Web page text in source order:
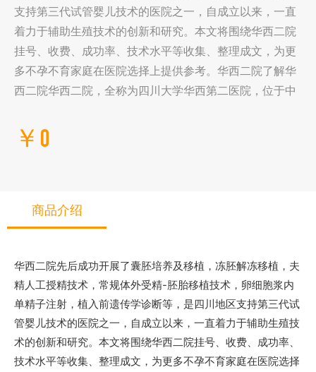
支持第三代试管婴儿技术的医院之一，自成立以来，一直
着力于辅助生殖技术的创新和研究。本文将围绕华西二院
挂号、收费、成功率、技术水平等收集、整理成文，为更
多不孕不育家庭在医院选择上提供参考。华西二院了解华
西二院华西二院，全称为四川大学华西第二医院，位于中
￥0
商品介绍
华西二院先后成功开展了囊胚培养及移植，冻胚解冻移植，夫
精人工授精技术，常规体外受精-胚胎移植技术，卵细胞浆内
单精子注射，植入前遗传学诊断等，是四川地区支持第三代试
管婴儿技术的医院之一，自成立以来，一直着力于辅助生殖技
术的创新和研究。本文将围绕华西二院挂号、收费、成功率、
技术水平等收集、整理成文，为更多不孕不育家庭在医院选择